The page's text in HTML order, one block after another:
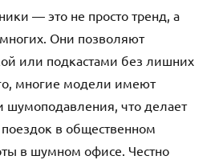
— это не просто тренд, а
Они позволяют
или подкастами без лишних
многие модели имеют
шумоподавления, что делает
в общественном
в шумном офисе. Честно